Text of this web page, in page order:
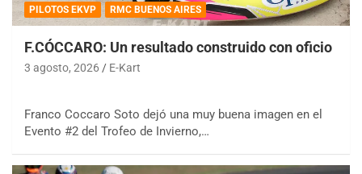
PILOTOS EKVP RMC BUENOS AIRES
F.CÓCCARO: Un resultado construido con oficio
3 agosto, 2026 E-Kart
Franco Coccaro Soto dejó una muy buena imagen en el
Evento #2 del Trofeo de Invierno,…